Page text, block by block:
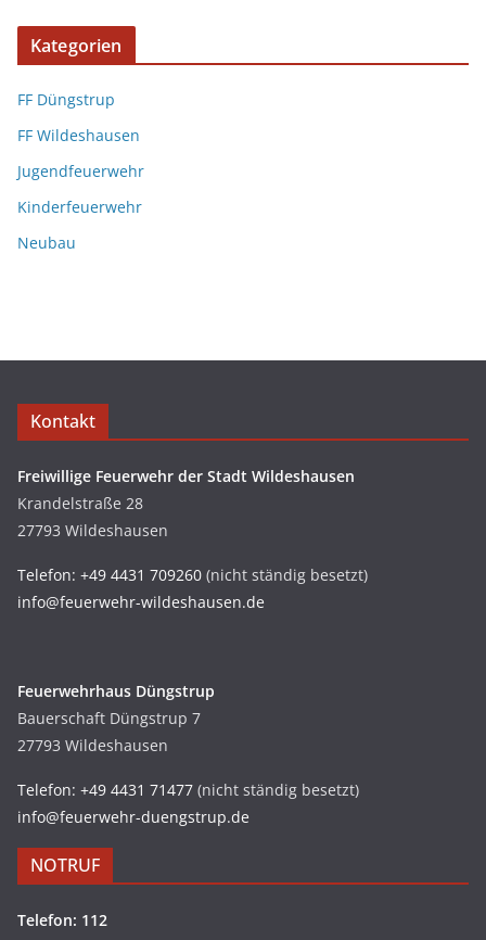
Kategorien
FF Düngstrup
FF Wildeshausen
Jugendfeuerwehr
Kinderfeuerwehr
Neubau
Kontakt
Freiwillige Feuerwehr der Stadt Wildeshausen
Krandelstraße 28
27793 Wildeshausen
Telefon: +49 4431 709260 (nicht ständig besetzt)
info@feuerwehr-wildeshausen.de
Feuerwehrhaus Düngstrup
Bauerschaft Düngstrup 7
27793 Wildeshausen
Telefon: +49 4431 71477 (nicht ständig besetzt)
info@feuerwehr-duengstrup.de
NOTRUF
Telefon: 112